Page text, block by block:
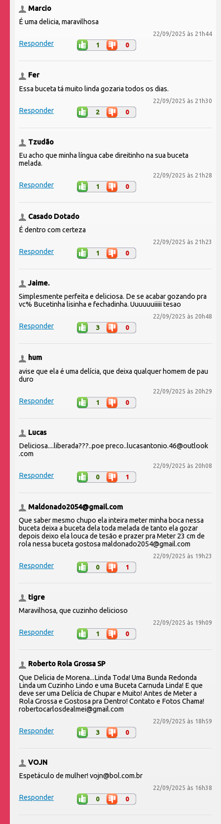
Marcio
É uma delicia, maravilhosa
22/09/2025 às 21h44
Responder 1 0
Fer
Essa buceta tá muito linda gozaria todos os dias.
22/09/2025 às 21h30
Responder 2 0
Tzudão
Eu acho que minha língua cabe direitinho na sua buceta
melada.
22/09/2025 às 21h28
Responder 1 0
Casado Dotado
É dentro com certeza
22/09/2025 às 21h23
Responder 1 0
Jaime.
Simplesmente perfeita e deliciosa. De se acabar gozando pra
vc% Bucetinha lisinha e fechadinha. Uuuuuuiiiii tesao
22/09/2025 às 20h48
Responder 3 0
hum
avise que ela é uma delícia, que deixa qualquer homem de pau
duro
22/09/2025 às 20h29
Responder 1 0
Lucas
Deliciosa....liberada???..poe preco..lucasantonio.46@outlook
.com
22/09/2025 às 20h08
Responder 0 1
Maldonado2054@gmail.com
Que saber mesmo chupo ela inteira meter minha boca nessa
buceta deixa a buceta dela toda melada de tanto ela gozar
depois deixo ela louca de tesão e prazer pra Meter 23 cm de
rola nessa buceta gostosa maldonado2054@gmail.com
22/09/2025 às 19h23
Responder 0 1
tigre
Maravilhosa, que cuzinho delicioso
22/09/2025 às 19h09
Responder 1 0
Roberto Rola Grossa SP
Que Delicia de Morena...Linda Toda! Uma Bunda Redonda
Linda um Cuzinho Lindo e uma Buceta Carnuda Linda! E que
deve ser uma Delícia de Chupar e Muito! Antes de Meter a
Rola Grossa e Gostosa pra Dentro! Contato e Fotos Chama!
robertocarlosdealmei@gmail.com
22/09/2025 às 18h59
Responder 3 0
VOJN
Espetáculo de mulher! vojn@bol.com.br
22/09/2025 às 16h38
Responder 0 0